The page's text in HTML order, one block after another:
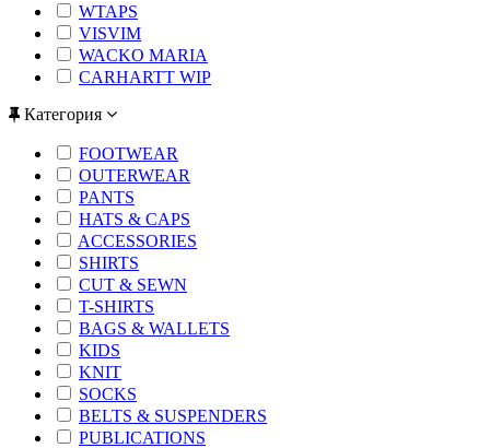
WTAPS
VISVIM
WACKO MARIA
CARHARTT WIP
Категория
FOOTWEAR
OUTERWEAR
PANTS
HATS & CAPS
ACCESSORIES
SHIRTS
CUT & SEWN
T-SHIRTS
BAGS & WALLETS
KIDS
KNIT
SOCKS
BELTS & SUSPENDERS
PUBLICATIONS